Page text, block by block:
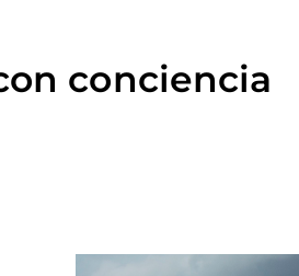
conciencia